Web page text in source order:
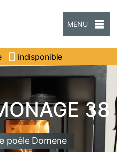
MENU
indisponible
38
poêle Domene